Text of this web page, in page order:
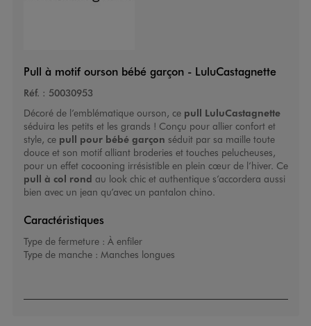
Pull à motif ourson bébé garçon - LuluCastagnette
Réf. : 50030953
Décoré de l’emblématique ourson, ce pull LuluCastagnette
séduira les petits et les grands ! Conçu pour allier confort et
style, ce pull pour bébé garçon séduit par sa maille toute
douce et son motif alliant broderies et touches pelucheuses,
pour un effet cocooning irrésistible en plein cœur de l’hiver. Ce
pull à col rond au look chic et authentique s’accordera aussi
bien avec un jean qu’avec un pantalon chino.
Caractéristiques
Type de fermeture : À enfiler
Type de manche : Manches longues